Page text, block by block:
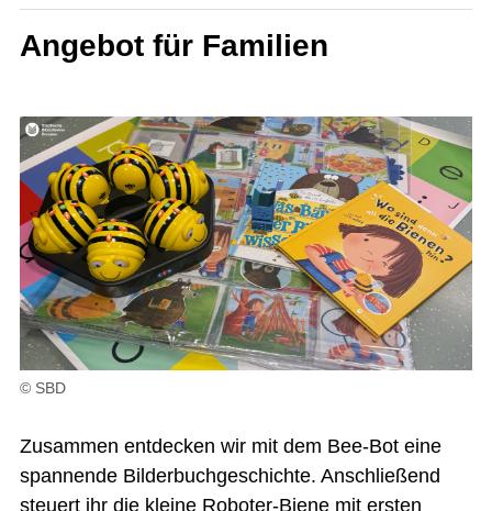
Angebot für Familien
© SBD
Zusammen entdecken wir mit dem Bee-Bot eine
spannende Bilderbuchgeschichte. Anschließend
steuert ihr die kleine Roboter-Biene mit ersten